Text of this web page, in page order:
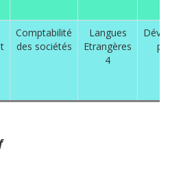
Comptabilité
des sociétés
Langues
Etrangères
4